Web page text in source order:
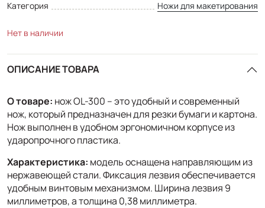
Категория
Ножи для макетирования
Нет в наличии
ОПИСАНИЕ ТОВАРА
О товаре: нож OL-300 – это удобный и современный
нож, который предназначен для резки бумаги и картона.
Нож выполнен в удобном эргономичном корпусе из
ударопрочного пластика.
Характеристика: модель оснащена направляющим из
нержавеющей стали. Фиксация лезвия обеспечивается
удобным винтовым механизмом. Ширина лезвия 9
миллиметров, а толщина 0,38 миллиметра.